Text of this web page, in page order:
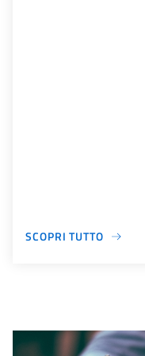
SCOPRI TUTTO